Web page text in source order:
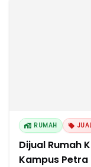
RUMAH
Dijual Rumah
Kampus Petra